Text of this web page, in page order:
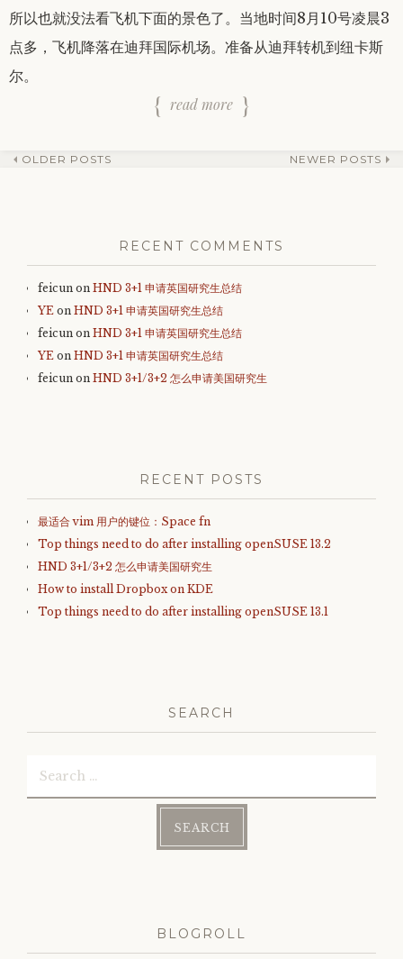
所以也就没法看飞机下面的景色了。当地时间8月10号凌晨3
点多，飞机降落在迪拜国际机场。准备从迪拜转机到纽卡斯
尔。
read more
Post
navigation
OLDER POSTS NEWER POSTS
RECENT COMMENTS
feicun on HND 3+1 申请英国研究生总结
YE on HND 3+1 申请英国研究生总结
feicun on HND 3+1 申请英国研究生总结
YE on HND 3+1 申请英国研究生总结
feicun on HND 3+1/3+2 怎么申请美国研究生
RECENT POSTS
最适合 vim 用户的键位：Space fn
Top things need to do after installing openSUSE 13.2
HND 3+1/3+2 怎么申请美国研究生
How to install Dropbox on KDE
Top things need to do after installing openSUSE 13.1
SEARCH
BLOGROLL